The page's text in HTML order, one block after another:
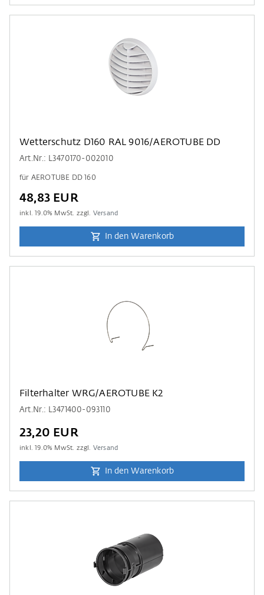
Wetterschutz D160 RAL 9016/AEROTUBE DD
Art.Nr.: L3470170-002010
für AEROTUBE DD 160
48,83 EUR
inkl.19.0% MwSt. zzgl. Versand
In den Warenkorb
Filterhalter WRG/AEROTUBE K2
Art.Nr.: L3471400-093110
23,20 EUR
inkl.19.0% MwSt. zzgl. Versand
In den Warenkorb